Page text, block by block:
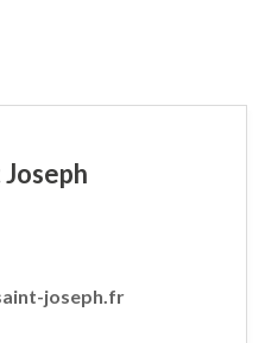
joseph.fr